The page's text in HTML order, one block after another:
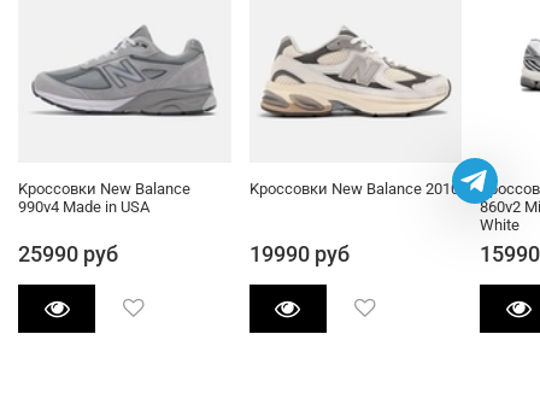
Kроссовки New Balance
990v4 Made in USA
25990 руб
Kроссовки New Balance 2010
19990 руб
860v2
White